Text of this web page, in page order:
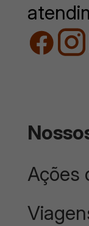
Ações